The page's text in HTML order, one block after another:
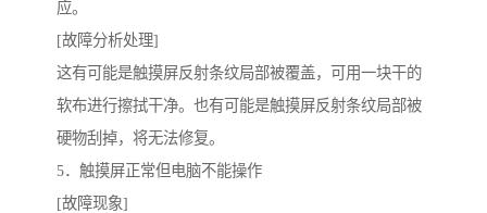
应。
[故障分析处理]
这有可能是触摸屏反射条纹局部被覆盖，可用一块干的
软布进行擦拭干净。也有可能是触摸屏反射条纹局部被
硬物刮掉，将无法修复。
5．触摸屏正常但电脑不能操作
[故障现象]